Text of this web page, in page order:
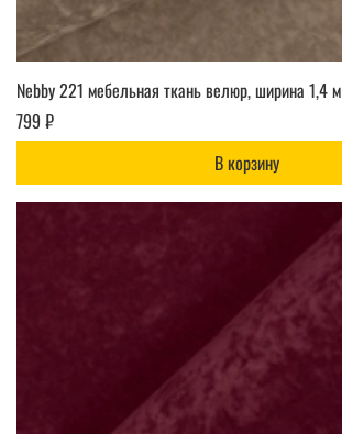
Nebby 221 мебельная ткань велюр, ширина 1,4 м
799 ₽
В корзину